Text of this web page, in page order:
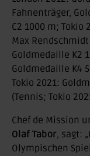
Fahnenträger,
C2 1000 m; Tokio
Max
Goldmedaille K2
Goldmedaille K4
Tokio 2021:
(Tennis; Tokio
Chef de Mission
Olaf Tabor, sagt:
Olympischen